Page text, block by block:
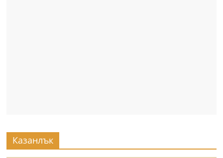
Казанлък